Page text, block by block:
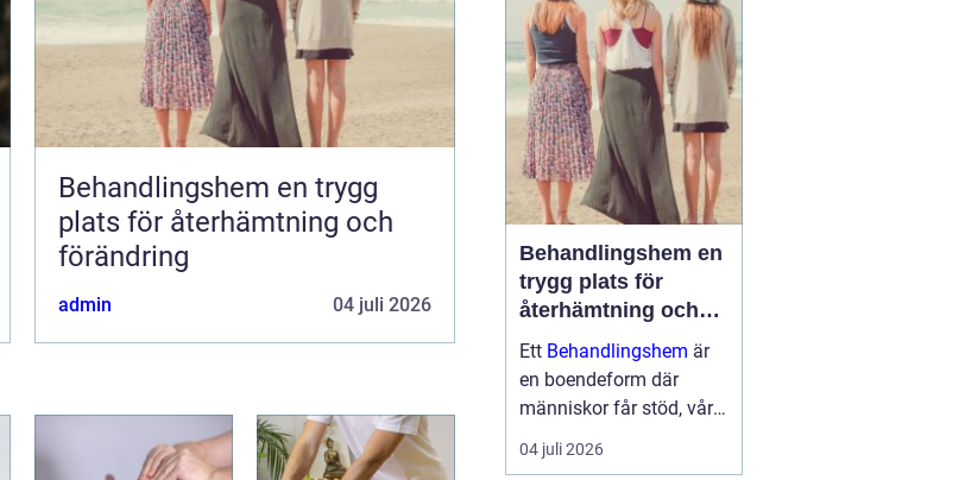
Behandlingshem en trygg
plats för återhämtning och
förändring
admin 04 juli 2026
förstå varf...
Behandlingshem en
trygg plats för
återhämtning och
förändring
Ett Behandlingshem är
en boendeform där
människor får stöd, vård
och struktur under en
period i livet när det
04 juli 2026